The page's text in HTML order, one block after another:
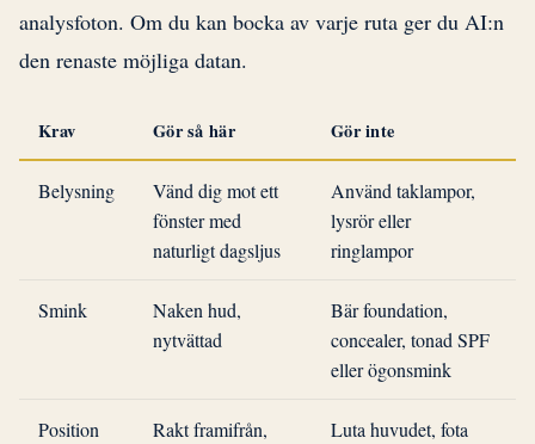
analysfoton. Om du kan bocka av varje ruta ger du AI:n
den renaste möjliga datan.
Krav Gör så här Gör inte
Belysning
Vänd dig mot ett
fönster med
naturligt dagsljus
Använd taklampor,
lysrör eller
ringlampor
Smink
Naken hud,
nytvättad
Bär foundation,
concealer, tonad SPF
eller ögonsmink
Position
Rakt framifrån,
Luta huvudet, fota